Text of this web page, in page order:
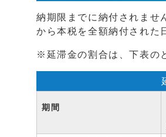
納期限までに納付されませ
から本税を全額納付された
※延滞金の割合は、下表の
期間